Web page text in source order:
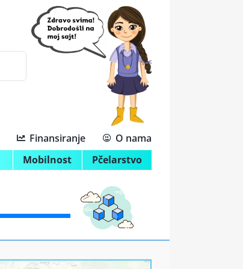
Mobilnost Pčelarstvo
Finansiranje O nama